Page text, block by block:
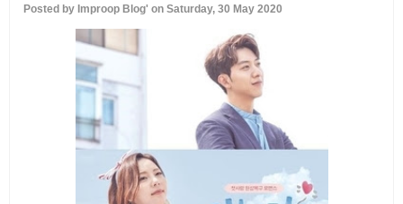
Posted by Improop Blog' on Saturday, 30 May 2020